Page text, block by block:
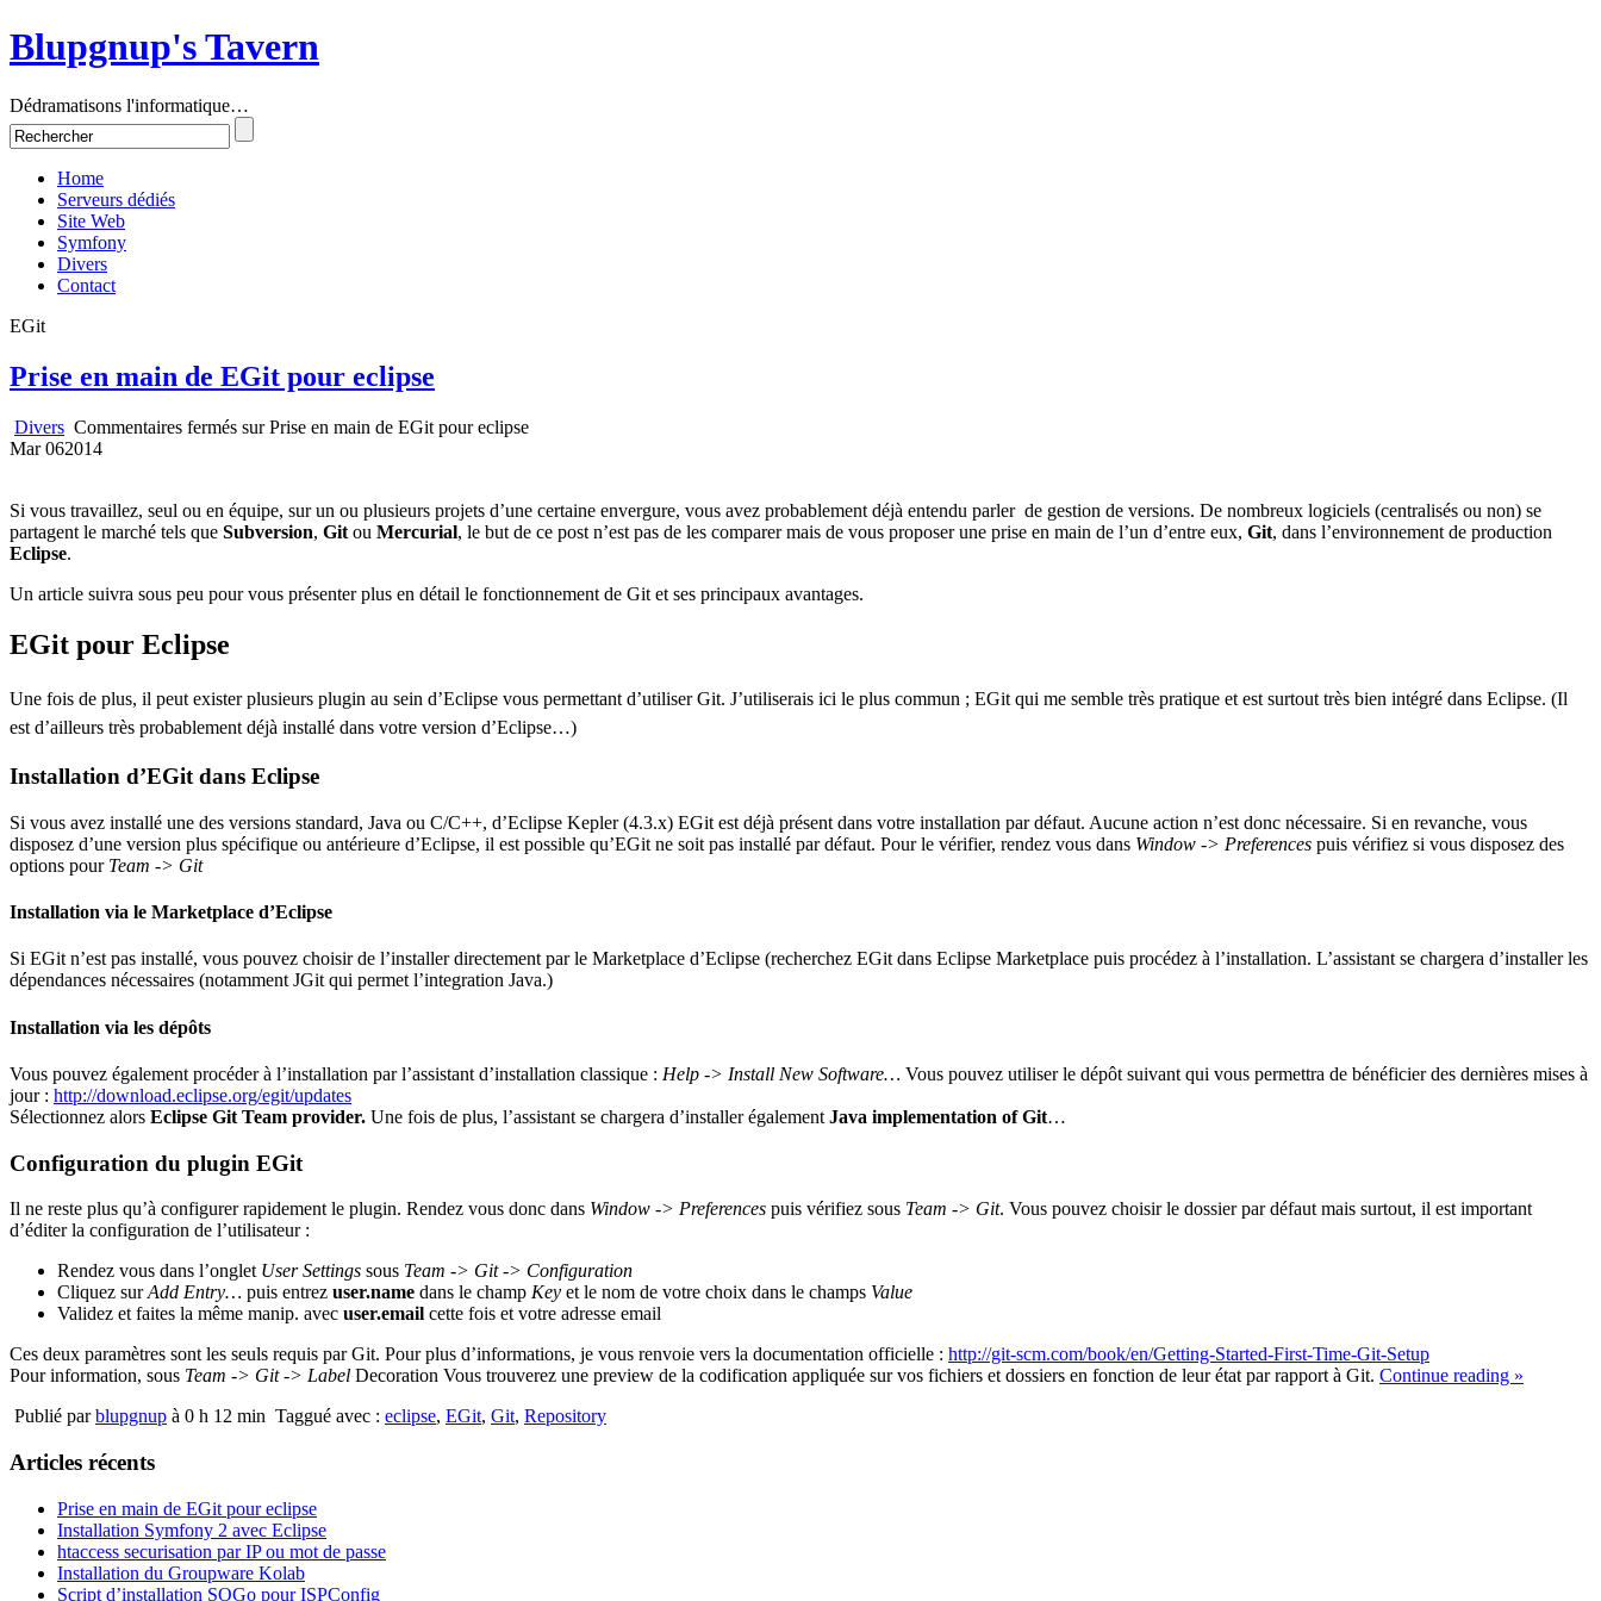
Blupgnup's Tavern
Dédramatisons l'informatique…
Home
Serveurs dédiés
Site Web
Symfony
Divers
Contact
EGit
Prise en main de EGit pour eclipse
Divers Commentaires fermés sur Prise en main de EGit pour eclipse
Mar 062014
Si vous travaillez, seul ou en équipe, sur un ou plusieurs projets d’une certaine envergure, vous avez probablement déjà entendu parler de gestion de versions. De nombreux logiciels (centralisés ou non) se
partagent le marché tels que Subversion, Git ou Mercurial, le but de ce post n’est pas de les comparer mais de vous proposer une prise en main de l’un d’entre eux, Git, dans l’environnement de production
Eclipse.
Un article suivra sous peu pour vous présenter plus en détail le fonctionnement de Git et ses principaux avantages.
EGit pour Eclipse
Une fois de plus, il peut exister plusieurs plugin au sein d’Eclipse vous permettant d’utiliser Git. J’utiliserais ici le plus commun ; EGit qui me semble très pratique et est surtout très bien intégré dans Eclipse. (Il
est d’ailleurs très probablement déjà installé dans votre version d’Eclipse…)
Installation d’EGit dans Eclipse
Si vous avez installé une des versions standard, Java ou C/C++, d’Eclipse Kepler (4.3.x) EGit est déjà présent dans votre installation par défaut. Aucune action n’est donc nécessaire. Si en revanche, vous
disposez d’une version plus spécifique ou antérieure d’Eclipse, il est possible qu’EGit ne soit pas installé par défaut. Pour le vérifier, rendez vous dans Window -> Preferences puis vérifiez si vous disposez des
options pour Team -> Git
Installation via le Marketplace d’Eclipse
Si EGit n’est pas installé, vous pouvez choisir de l’installer directement par le Marketplace d’Eclipse (recherchez EGit dans Eclipse Marketplace puis procédez à l’installation. L’assistant se chargera d’installer les
dépendances nécessaires (notamment JGit qui permet l’integration Java.)
Installation via les dépôts
Vous pouvez également procéder à l’installation par l’assistant d’installation classique : Help -> Install New Software… Vous pouvez utiliser le dépôt suivant qui vous permettra de bénéficier des dernières mises à
jour : http://download.eclipse.org/egit/updates
Sélectionnez alors Eclipse Git Team provider. Une fois de plus, l’assistant se chargera d’installer également Java implementation of Git…
Configuration du plugin EGit
Il ne reste plus qu’à configurer rapidement le plugin. Rendez vous donc dans Window -> Preferences puis vérifiez sous Team -> Git. Vous pouvez choisir le dossier par défaut mais surtout, il est important
d’éditer la configuration de l’utilisateur :
Rendez vous dans l’onglet User Settings sous Team -> Git-> Configuration
Cliquez surAdd Entry… puis entrez user.name dans le champ Key et le nom de votre choix dans le champs Value
Validez et faites la même manip. avec user.email cette fois et votre adresse email
Ces deux paramètres sont les seuls requis par Git. Pour plus d’informations, je vous renvoie vers la documentation officielle : http://git-scm.com/book/en/Getting-Started-First-Time-Git-Setup
Pour information, sous Team -> Git-> Label Decoration Vous trouverez une preview de la codification appliquée sur vos fichiers et dossiers en fonction de leur état par rapport à Git. Continue reading »
Publié parblupgnup à 0 h 12 min Taggué avec : eclipse, EGit, Git, Repository
Articles récents
Prise en main de EGit pour eclipse
Installation Symfony 2 avec Eclipse
htaccess securisation par IP ou mot de passe
Installation du Groupware Kolab
Script d’installation SOGo pour ISPConfig